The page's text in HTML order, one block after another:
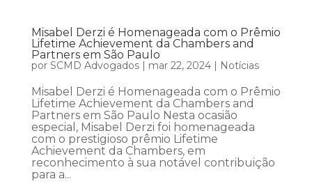
Misabel Derzi é Homenageada com o Prêmio
Lifetime Achievement da Chambers and
Partners em São Paulo
por SCMD Advogados| mar 22, 2024| Notícias
Misabel Derzi é Homenageada com o Prêmio
Lifetime Achievement da Chambers and
Partners em São Paulo Nesta ocasião
especial, Misabel Derzi foi homenageada
com o prestigioso prêmio Lifetime
Achievement da Chambers, em
reconhecimento à sua notável contribuição
para a...